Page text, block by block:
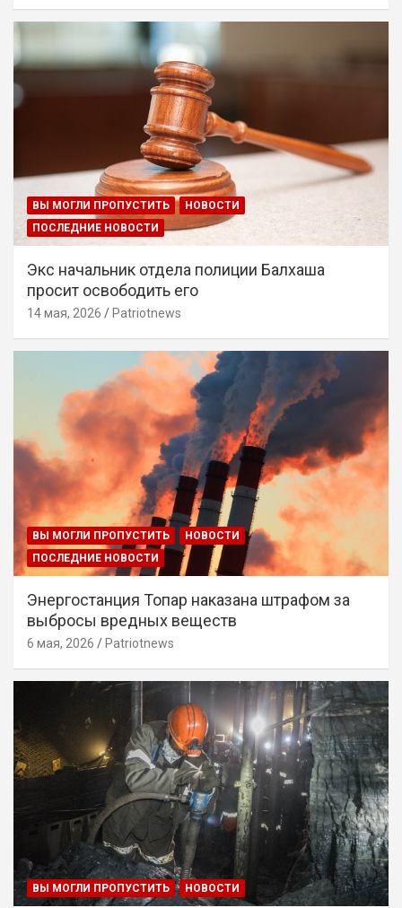
ВЫ МОГЛИ ПРОПУСТИТЬ
НОВОСТИ
ПОСЛЕДНИЕ НОВОСТИ
Экс начальник отдела полиции Балхаша
просит освободить его
14 мая, 2026 Patriotnews
ВЫ МОГЛИ ПРОПУСТИТЬ
НОВОСТИ
ПОСЛЕДНИЕ НОВОСТИ
Энергостанция Топар наказана штрафом за
выбросы вредных веществ
6 мая, 2026 Patriotnews
ВЫ МОГЛИ ПРОПУСТИТЬ НОВОСТИ